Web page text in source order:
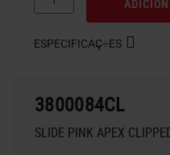
ESPECIFICAÇ÷ES
3800084CL
SLIDE PINK APEX